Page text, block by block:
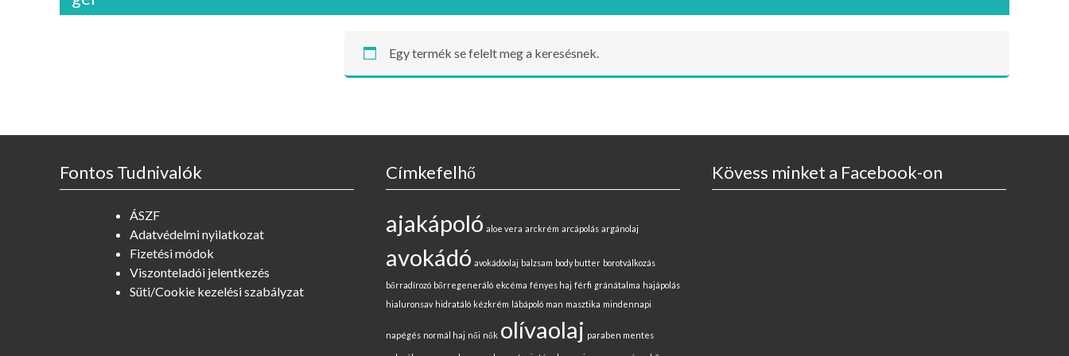
Egy termék se felelt meg a keresésnek.
Fontos Tudnivalók
ÁSZF
Adatvédelmi nyilatkozat
Fizetési módok
Viszonteladói jelentkezés
Süti/Cookie kezelési szabályzat
Címkefelhő
ajakápoló aloe vera arckrém arcápolás argánolaj
avokádó avokádóolaj balzsam body butter borotválkozás
bőrradírozó bőrregeneráló ekcéma fényes haj férfi gránátalma hajápolás
hialuronsav hidratáló kézkrém lábápoló man masztika mindennapi
napégés normál haj női nők olívaolaj paraben mentes
Kövess minket a Facebook-on